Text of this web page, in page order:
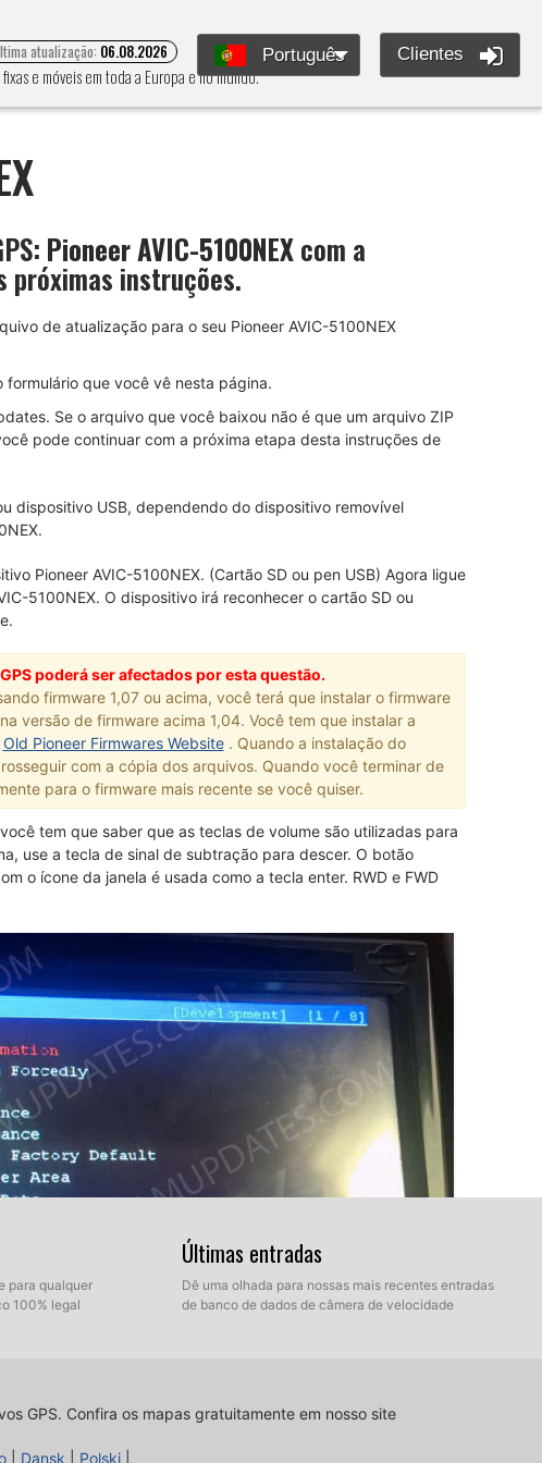
e móveis em toda a Europa e no mundo.
atualização: 06.08.2026 Português Clientes
Pioneer AVIC-5100NEXcom a
próximas instruções.
de atualização para o seu Pioneer AVIC-5100NEX
que você vê nesta página.
Se o arquivo que você baixou não é que um arquivo ZIP
pode continuar com a próxima etapa desta instruções de
dispositivo USB, dependendo do dispositivo removível
Pioneer AVIC-5100NEX. (Cartão SD ou pen USB) Agora ligue
5100NEX. O dispositivo irá reconhecer o cartão SD ou
poderá ser afectados por esta questão.
firmware 1,07 ou acima, você terá que instalar o firmware
versão de firmware acima 1,04. Você tem que instalar a
Old Pioneer Firmwares Website. Quando a instalação do
com a cópia dos arquivos. Quando você terminar de
para o firmware mais recente se você quiser.
tem que saber que as teclas de volume são utilizadas para
use a tecla de sinal de subtração para descer. O botão
o ícone da janela é usada como a tecla enter. RWD e FWD
antes como a tecla enter. Um novo menu será mostrado.
para qualquer
100% legal
Últimas entradas
Dê uma olhada para nossas mais recentes entradas
de banco de dados de câmera de velocidade
GPS. Confira os mapas gratuitamente em nosso site
Dansk Polski